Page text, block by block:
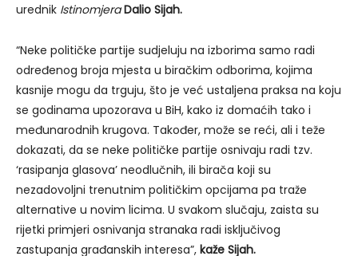
urednik Istinomjera Dalio Sijah.
“Neke političke partije sudjeluju na izborima samo radi
određenog broja mjesta u biračkim odborima, kojima
kasnije mogu da trguju, što je već ustaljena praksa na koju
se godinama upozorava u BiH, kako iz domaćih tako i
međunarodnih krugova. Također, može se reći, ali i teže
dokazati, da se neke političke partije osnivaju radi tzv.
‘rasipanja glasova’ neodlučnih, ili birača koji su
nezadovoljni trenutnim političkim opcijama pa traže
alternative u novim licima. U svakom slučaju, zaista su
rijetki primjeri osnivanja stranaka radi isključivog
zastupanja građanskih interesa”, kaže Sijah.